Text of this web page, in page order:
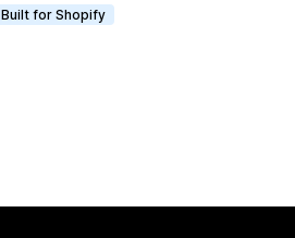
Built for Shopify